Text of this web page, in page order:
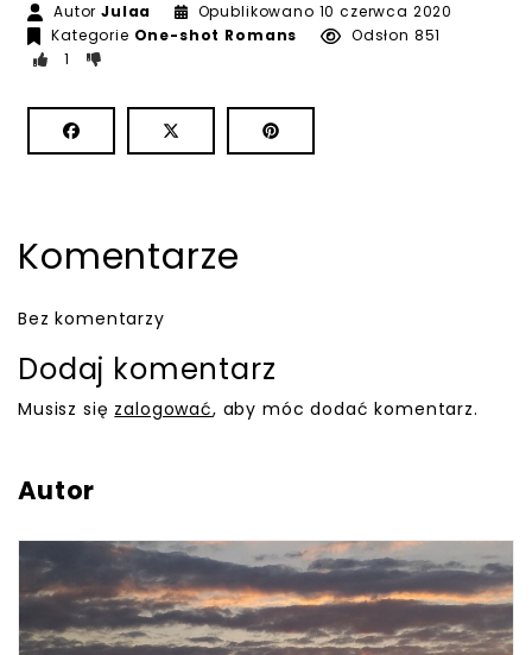
AutorJulaa Opublikowano 10 czerwca 2020
Kategorie One-shot Romans
Odsłon 851
1
Komentarze
Bez komentarzy
Dodaj komentarz
Musisz się zalogować, aby móc dodać komentarz.
Autor